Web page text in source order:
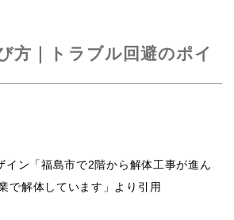
方｜トラブル回避のポイ
イン「福島市で2階から解体工事が進ん
で解体しています」より引用